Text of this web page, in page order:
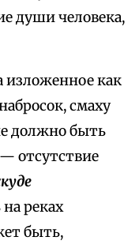
души человека,
изложенное как
смаху
должно быть
отсутствие
реках
быть,